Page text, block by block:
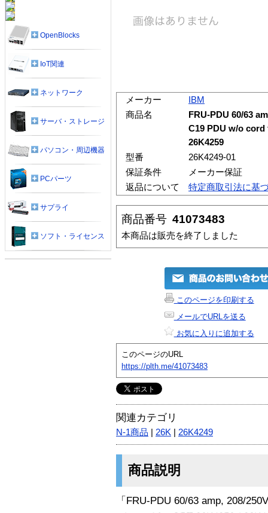
メーカー
IBM
商品名
FRU-PDU 60/63
C19 PDU w/o cord
26K4259
型番
26K4249-01
保証条件
メーカー保証
返品について
特定商取引法に基
商品番号 41073483
本商品は販売を終了しました
このページを印刷する
メールでURLを送る
お気に入りに追加する
このページのURL
https://plth.me/41073483
関連カテゴリ
N-1商品 26K 26K4249
商品説明
「FRU-PDU 60/63 amp, 208/
OpenBlocks
IoT関連
ネットワーク
サーバ・ストレージ
パソコン・周辺機器
PCパーツ
サプライ
ソフト・ライセンス